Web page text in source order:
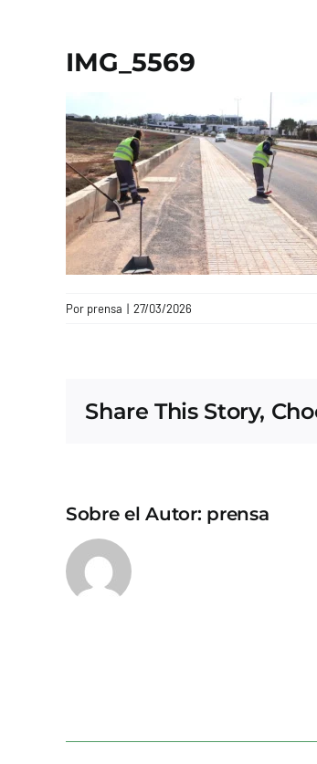
IMG_5569
Por prensa | 27/03/2026
Share This Story,
Sobre el Autor: prensa